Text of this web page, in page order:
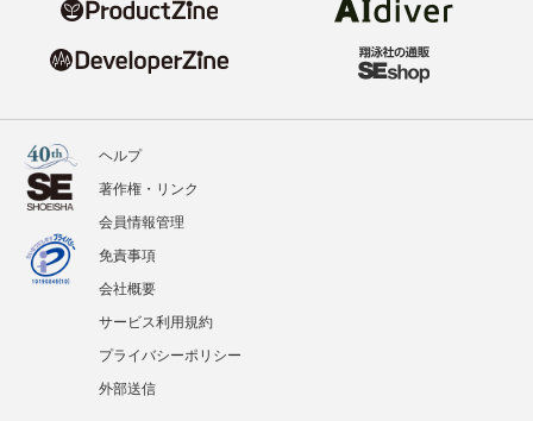
ヘルプ
著作権・リンク
会員情報管理
免責事項
会社概要
サービス利用規約
プライバシーポリシー
外部送信